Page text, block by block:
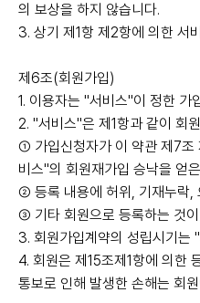
의 보상을 하지 않습니다.
3. 상기 제1항 제2항에 의한 서
제6조(회원가입)
1. 이용자는 "서비스"이 정한 가
2. "서비스"은 제1항과 같이 회
① 가입신청자가 이 약관 제7조
비스"의 회원재가입 승낙을 얻
② 등록 내용에 허위, 기재누락,
③ 기타 회원으로 등록하는 것
3. 회원가입계약의 성립시기는
4. 회원은 제15조제1항에 의한
통보로 인해 발생한 손해는 회